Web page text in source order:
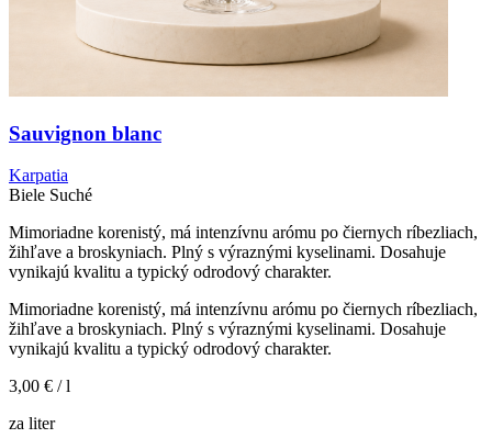
Sauvignon blanc
Karpatia
Biele Suché
Mimoriadne korenistý, má intenzívnu arómu po čiernych ríbezliach,
žihľave a broskyniach. Plný s výraznými kyselinami. Dosahuje
vynikajú kvalitu a typický odrodový charakter.
Mimoriadne korenistý, má intenzívnu arómu po čiernych ríbezliach,
žihľave a broskyniach. Plný s výraznými kyselinami. Dosahuje
vynikajú kvalitu a typický odrodový charakter.
3,00 € / l
za liter